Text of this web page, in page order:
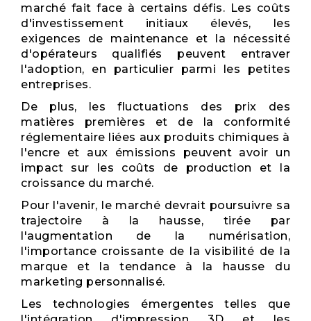
marché fait face à certains défis. Les coûts
d'investissement initiaux élevés, les
exigences de maintenance et la nécessité
d'opérateurs qualifiés peuvent entraver
l'adoption, en particulier parmi les petites
entreprises.
De plus, les fluctuations des prix des
matières premières et de la conformité
réglementaire liées aux produits chimiques à
l'encre et aux émissions peuvent avoir un
impact sur les coûts de production et la
croissance du marché.
Pour l'avenir, le marché devrait poursuivre sa
trajectoire à la hausse, tirée par
l'augmentation de la numérisation,
l'importance croissante de la visibilité de la
marque et la tendance à la hausse du
marketing personnalisé.
Les technologies émergentes telles que